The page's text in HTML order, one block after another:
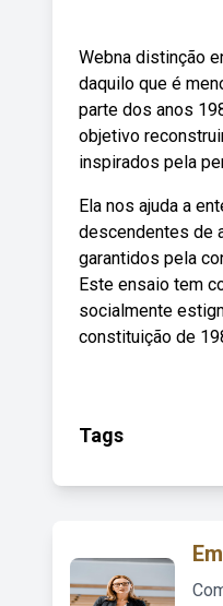
Webna distinção
daquilo que é
parte dos anos
objetivo
inspirados pela
Ela nos ajuda a
descendentes de
garantidos pela
Este ensaio tem
socialmente
constituição de
Tags